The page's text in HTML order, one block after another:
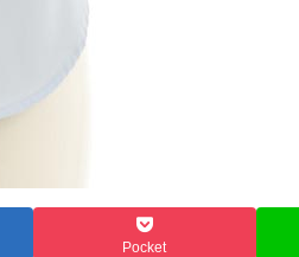
Pocket